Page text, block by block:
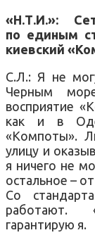
«Н.Т.И.»:
по единым
киевский
С.Л.: Я не
Черным
восприятие
как и в
«Компоты».
улицу и
я ничего не
остальное –
Со
работают.
гарантирую я.